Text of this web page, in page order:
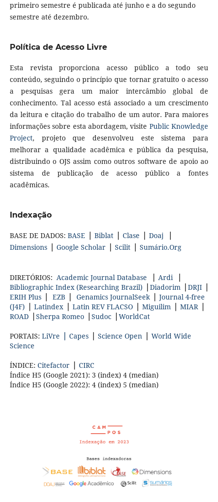
primeiro semestre é publicada até junho e a do segundo
semestre até dezembro.
Política de Acesso Livre
Esta revista proporciona acesso público a todo seu
conteúdo, seguindo o princípio que tornar gratuito o acesso
a pesquisas gera um maior intercâmbio global de
conhecimento. Tal acesso está associado a um crescimento
da leitura e citação do trabalho de um autor. Para maiores
informações sobre esta abordagem, visite Public Knowledge
Project, projeto que desenvolveu este sistema para
melhorar a qualidade acadêmica e pública da pesquisa,
distribuindo o OJS assim como outros software de apoio ao
sistema de publicação de acesso público a fontes
acadêmicas.
Indexação
BASE DE DADOS: BASE▕ Biblat▕ Clase Doaj
Dimensions▕ Google Scholar▕ Scilit▕ Sumário.Org
DIRETÓRIOS: Academic Journal Database Ardi
Bibliographic Index (Researching Brazil)
Diadorim▕ DRJI▕
ERIH Plus▕ EZB▕ Genamics JournalSeek▕ Journal 4-free
(J4F)
Latindex▕ Latin REV FLACSO▕ Miguilim▕ MIAR▕
ROAD▕ Sherpa Romeo▕ Sudoc▕ WorldCat
PORTAIS: LiVre▕ Capes▕ Science Open▕ World Wide
Science
ÍNDICE: Citefactor▕ CIRC
Índice H5 (Google 2021): 3 (index) 4 (median)
Índice H5 (Google 2022): 4 (index) 5 (median)